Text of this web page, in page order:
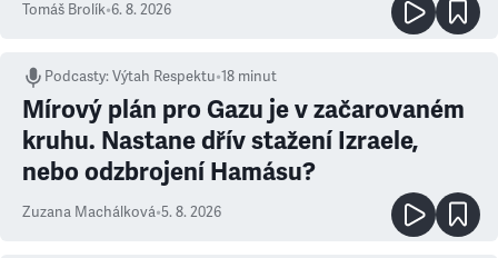
Tomáš Brolík•6. 8. 2026
Podcasty:Výtah Respektu•18 minut
Mírový plán pro Gazu je v začarovaném
kruhu. Nastane dřív stažení Izraele,
nebo odzbrojení Hamásu?
Zuzana Machálková•5. 8. 2026